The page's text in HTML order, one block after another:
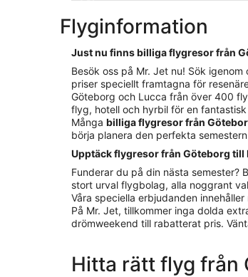
Flyginformation
Just nu finns billiga flygresor från
Besök oss på Mr. Jet nu! Sök
priser speciellt framtagna för
Göteborg och Lucca från över 400
flyg, hotell och hyrbil för en
Många billiga flygresor från
börja planera den perfekta
Upptäck flygresor från Göteborg till
Funderar du på din nästa
stort urval flygbolag, alla noggrant
Våra speciella erbjudanden
På Mr. Jet, tillkommer inga dolda
drömweekend till rabatterat pris.
Hitta rätt flyg från